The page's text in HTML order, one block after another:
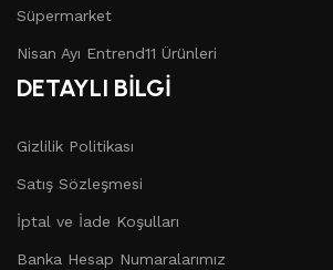
Süpermarket
Nisan Ayı Entrend11 Ürünleri
DETAYLI BİLGİ
Gizlilik Politikası
Satış Sözleşmesi
İptal ve İade Koşulları
Banka Hesap Numaralarımız